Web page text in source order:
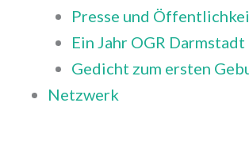
Presse und
Ein Jahr OGR Darmstadt
Gedicht zum ersten
Netzwerk